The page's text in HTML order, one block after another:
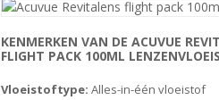
KENMERKEN VAN DE ACUVUE
FLIGHT PACK 100ML
Vloeistoftype: Alles-in-één vloeistof